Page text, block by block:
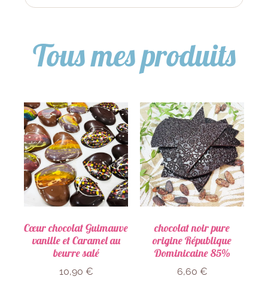
Tous mes produits
Cœur chocolat Guimauve
vanille et Caramel au
beurre salé
10,90 €
chocolat noir pure
origine République
Dominicaine 85%
6,60 €